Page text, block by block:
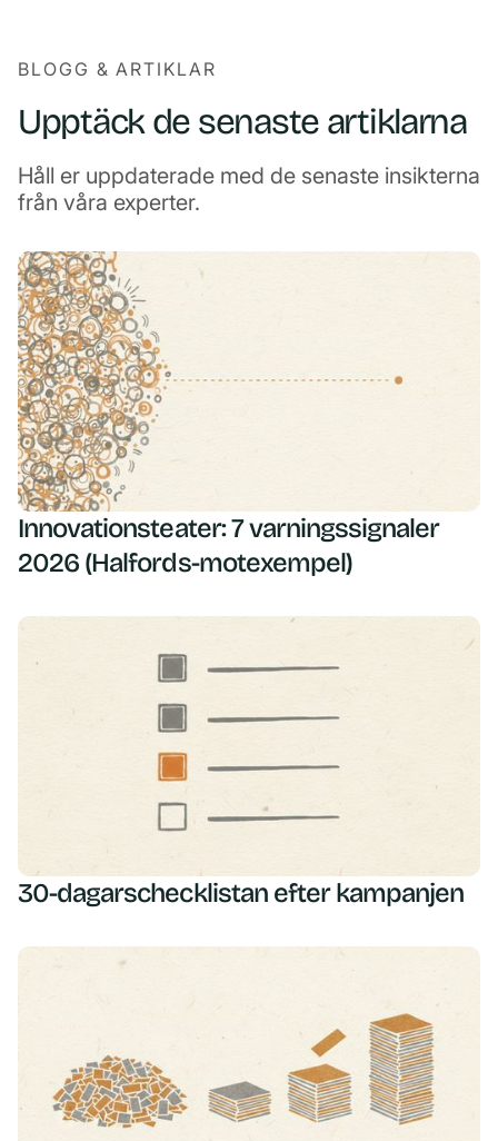
BLOGG & ARTIKLAR
Upptäck de senaste artiklarna
Håll er uppdaterade med de senaste insikterna
från våra experter.
Innovationsteater: 7 varningssignaler
2026 (Halfords-motexempel)
30-dagarschecklistan efter kampanjen